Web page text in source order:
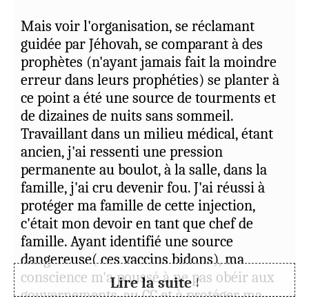
Mais voir l'organisation, se réclamant
guidée par Jéhovah, se comparant à des
prophètes (n'ayant jamais fait la moindre
erreur dans leurs prophéties) se planter à
ce point a été une source de tourments et
de dizaines de nuits sans sommeil.
Travaillant dans un milieu médical, étant
ancien, j'ai ressenti une pression
permanente au boulot, à la salle, dans la
famille, j'ai cru devenir fou. J'ai réussi à
protéger ma famille de cette injection,
c'était mon devoir en tant que chef de
famille. Ayant identifié une source
dangereuse( ces vaccins bidons), ma
conscience m'a poussé à ne pas obéir aux
gouvernements, au CC et à protéger ma
Lire la suite ↓